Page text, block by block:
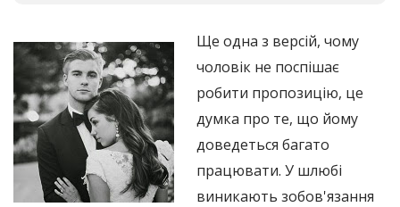
Ще одна з версій, чому
чоловік не поспішає
робити пропозицію, це
думка про те, що йому
доведеться багато
працювати. У шлюбі
виникають зобов'язання